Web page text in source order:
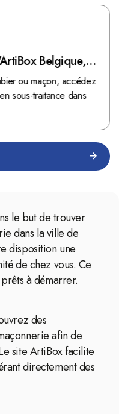
Belgique,
ou maçon, accédez
sous-traitance dans
le but de trouver
dans la ville de
disposition une
de chez vous. Ce
à démarrer.
des
afin de
site ArtiBox facilite
directement des